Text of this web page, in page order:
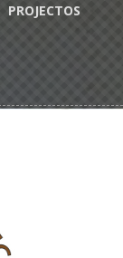
PROJECTOS